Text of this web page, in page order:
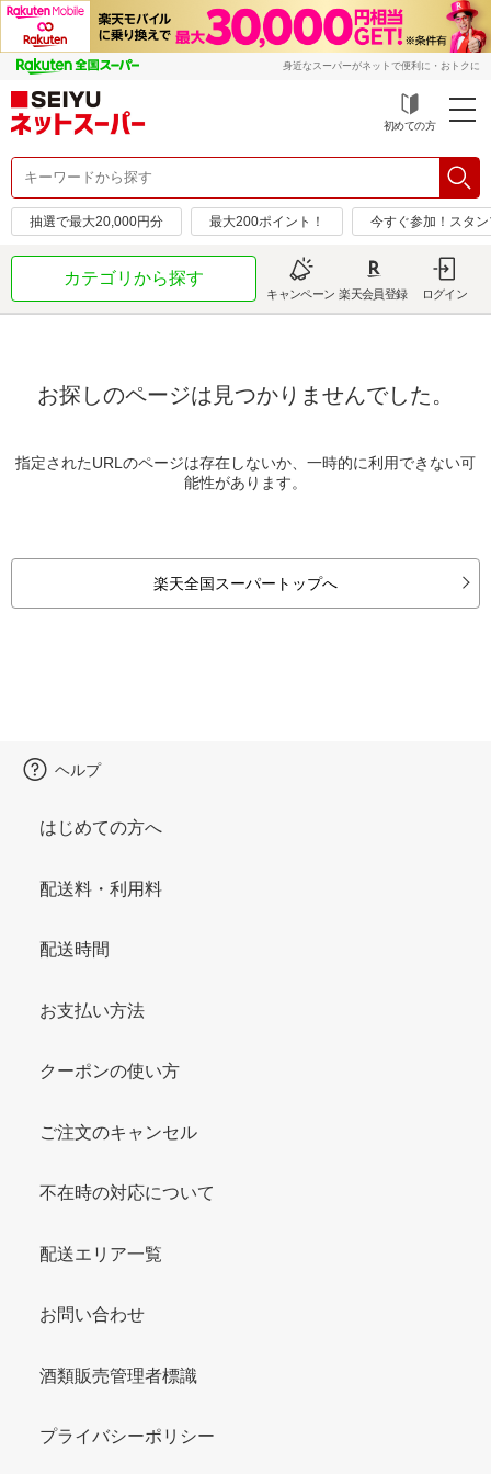
身近なスーパーがネットで便利に・おトクに
初めての方
抽選で最大20,000円分 最大200ポイント！ 今すぐ参加！スタ
カテゴリから探す
キャンペーン 楽天会員登録 ログイン
お探しのページは見つかりませんでした。
指定されたURLのページは存在しないか、一時的に利用できない可
能性があります。
楽天全国スーパートップへ
ヘルプ
はじめての方へ
配送料・利用料
配送時間
お支払い方法
クーポンの使い方
ご注文のキャンセル
不在時の対応について
配送エリア一覧
お問い合わせ
酒類販売管理者標識
プライバシーポリシー